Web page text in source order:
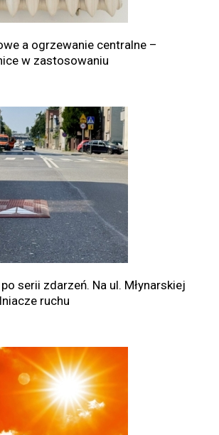
a ogrzewanie centralne –
w zastosowaniu
serii zdarzeń. Na ul. Młynarskiej
ruchu